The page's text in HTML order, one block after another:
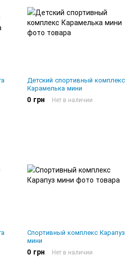
Детский спортивный комплекс
Карамелька мини
0 грн Нет в наличии
Спортивный комплекс Карапуз
мини
0 грн Нет в наличии